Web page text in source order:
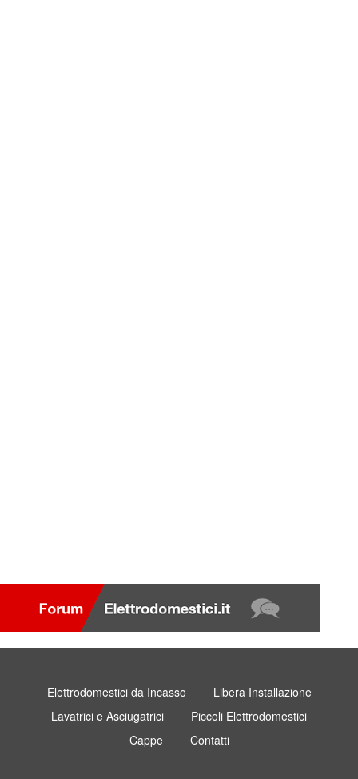
Elettrodomestici da Incasso
Libera Installazione
Lavatrici e Asciugatrici
Piccoli Elettrodomestici
Cappe
Contatti